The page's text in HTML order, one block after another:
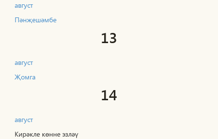
август
Пәнҗешәмбе
13
август
Җомга
14
август
Кирәкле көнне эзләү